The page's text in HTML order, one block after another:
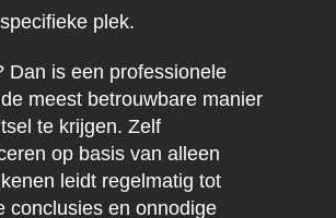
plek.
Dan is een professionele
meest betrouwbare manier
te krijgen. Zelf
op basis van alleen
leidt regelmatig tot
conclusies en onnodige